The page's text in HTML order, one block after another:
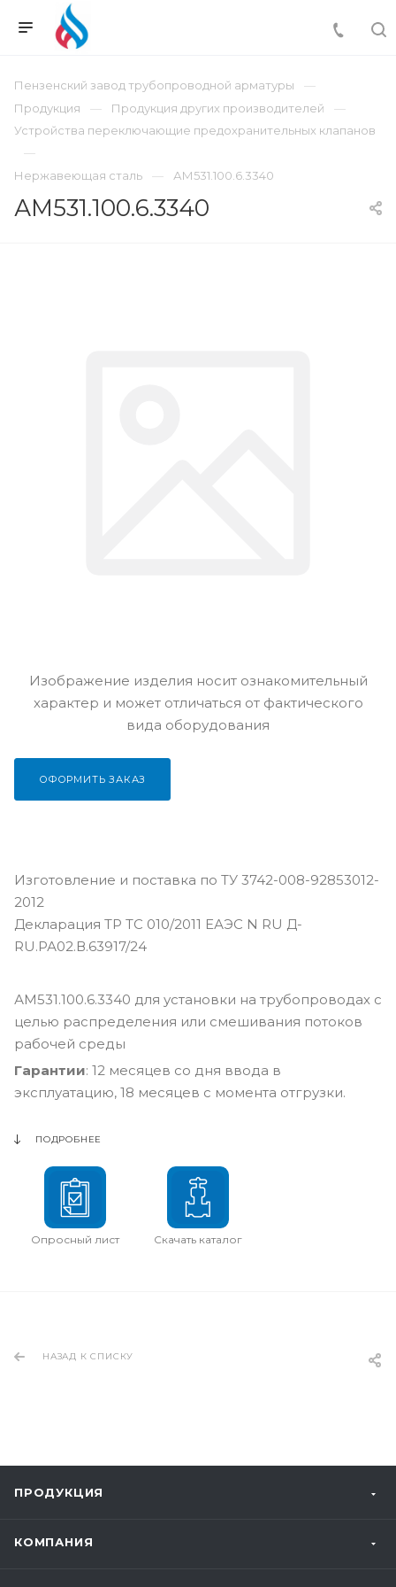
Пензенский завод трубопроводной арматуры
Продукция
Продукция других производителей
Устройства переключающие предохранительных клапанов
Нержавеющая сталь АМ531.100.6.3340
АМ531.100.6.3340
Изготовление и поставка по ТУ 3742-008-92853012-
2012
Декларация ТР ТС 010/2011 ЕАЭС N RU Д-
RU.РА02.В.63917/24
АМ531.100.6.3340 для установки на трубопроводах с
целью распределения или смешивания потоков
рабочей среды
Гарантии: 12 месяцев со дня ввода в
эксплуатацию, 18 месяцев с момента отгрузки.
ПОДРОБНЕЕ
Опросный лист Скачать каталог
Изображение изделия носит ознакомительный
характер и может отличаться от фактического
вида оборудования
ОФОРМИТЬ ЗАКАЗ
НАЗАД К СПИСКУ
ПРОДУКЦИЯ
КОМПАНИЯ